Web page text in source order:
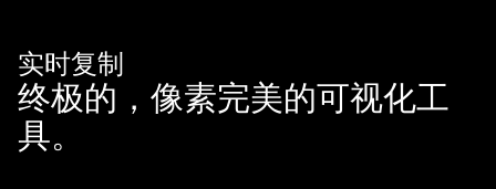
实时复制
终极的，像素完美的可视化工
具。